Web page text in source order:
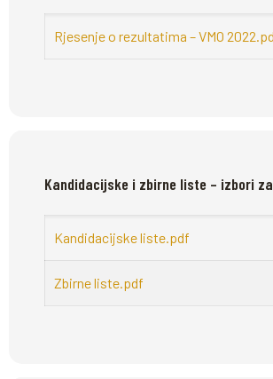
Rjesenje o rezultatima – VMO
Kandidacijske i zbirne liste – izbori za
Kandidacijske liste.pdf
Zbirne liste.pdf